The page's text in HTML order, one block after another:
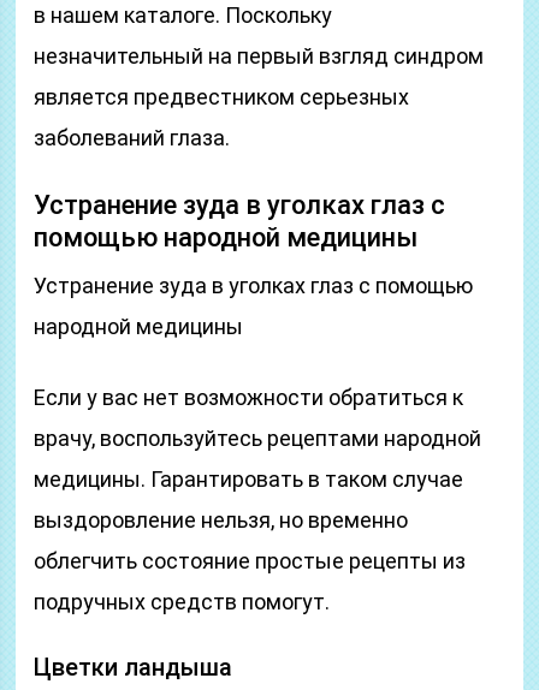
в нашем каталоге. Поскольку
незначительный на первый взгляд синдром
является предвестником серьезных
заболеваний глаза.
Устранение зуда в уголках глаз с
помощью народной медицины
Устранение зуда в уголках глаз с помощью
народной медицины
Если у вас нет возможности обратиться к
врачу, воспользуйтесь рецептами народной
медицины. Гарантировать в таком случае
выздоровление нельзя, но временно
облегчить состояние простые рецепты из
подручных средств помогут.
Цветки ландыша